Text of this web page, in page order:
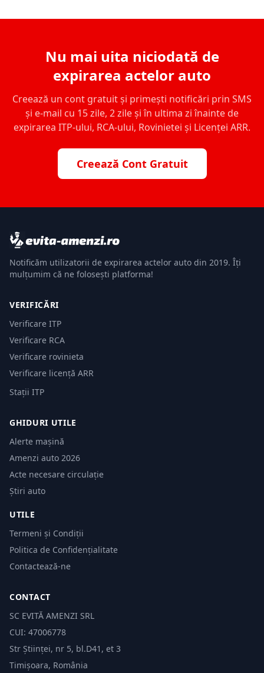
Nu mai uita niciodată de
expirarea actelor auto
Creează un cont gratuit și primești notificări prin SMS
și e-mail cu 15 zile, 2 zile și în ultima zi înainte de
expirarea ITP-ului, RCA-ului, Rovinietei și Licenței ARR.
Creează Cont Gratuit
Notificăm utilizatorii de expirarea actelor auto din 2019. Îți
mulțumim că ne folosești platforma!
VERIFICĂRI
Verificare ITP
Verificare RCA
Verificare rovinieta
Verificare licență ARR
Stații ITP
GHIDURI UTILE
Alerte mașină
Amenzi auto 2026
Acte necesare circulație
Știri auto
UTILE
Termeni și Condiții
Politica de Confidențialitate
Contactează-ne
CONTACT
SC EVITĂ AMENZI SRL
CUI: 47006778
Str Științei, nr 5, bl.D41, et 3
Timișoara, România